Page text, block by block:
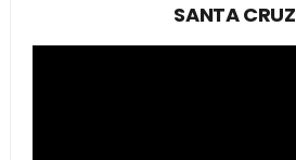
SANTA CRUZ